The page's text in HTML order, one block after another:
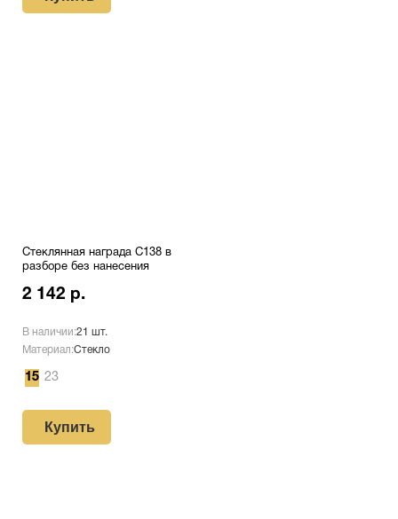
Стеклянная награда C138 в
разборе без нанесения
2 142 р.
В наличии:21 шт.
Материал:Стекло
15 23
Купить